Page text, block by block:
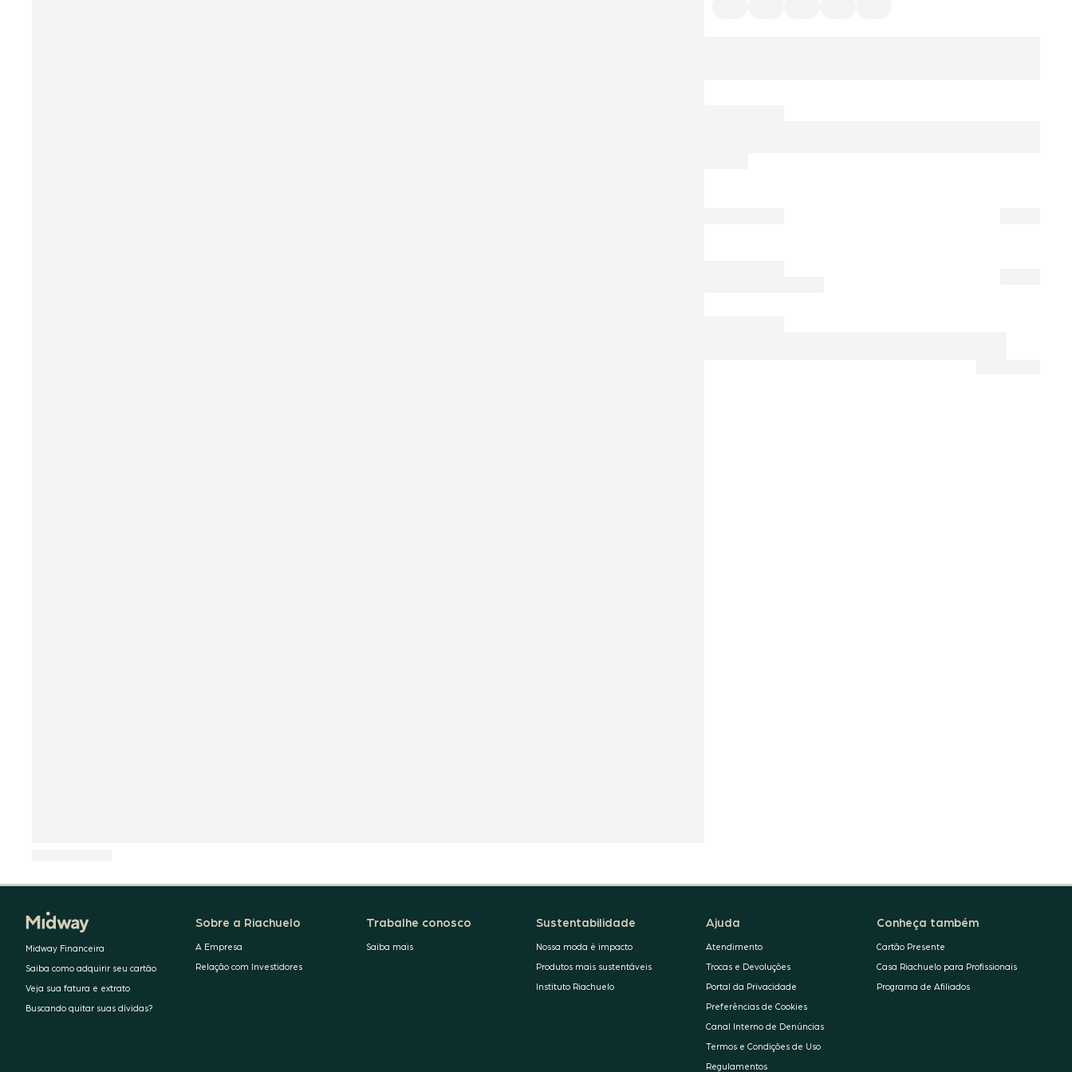
Midway Financeira
Saiba como adquirir seu cartão
Veja sua fatura e extrato
Buscando quitar suas dívidas?
Sobre a Riachuelo
A Empresa
Relação com Investidores
Trabalhe conosco
Saiba mais
Sustentabilidade
Nossa moda é impacto
Produtos mais sustentáveis
Instituto Riachuelo
Ajuda
Atendimento
Trocas e Devoluções
Portal da Privacidade
Preferências de Cookies
Canal Interno de Denúncias
Termos e Condições de Uso
Regulamentos
Conheça também
Cartão Presente
Casa Riachuelo para Profissionais
Programa de Afiliados